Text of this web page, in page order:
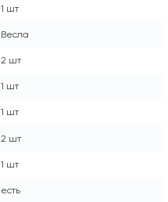
1 шт
Весла
2 шт
1 шт
1 шт
2 шт
1 шт
есть